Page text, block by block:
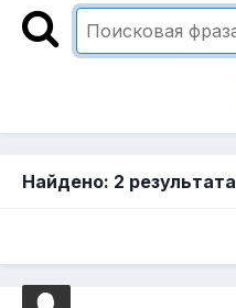
Найдено: 2 результата